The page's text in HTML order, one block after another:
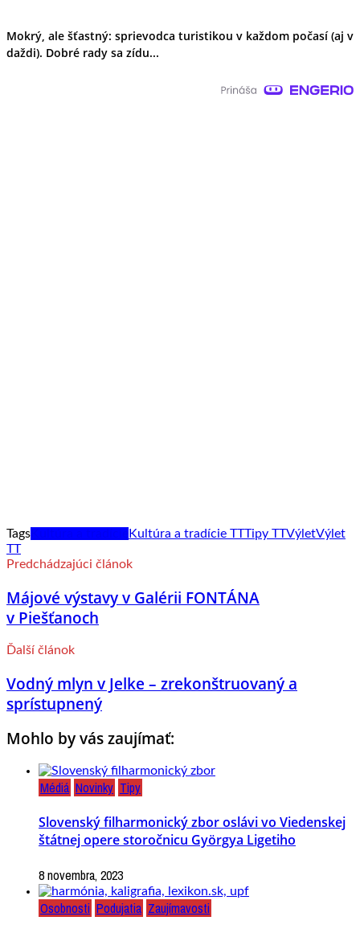
Mokrý, ale šťastný: sprievodca turistikou v každom počasí (aj v
daždi). Dobré rady sa zídu...
Tags Kultúra a tradície TTTipy TTVýletVýlet
TT
Predchádzajúci článok
Májové výstavy v Galérii FONTÁNA
v Piešťanoch
Ďalší článok
Vodný mlyn v Jelke – zrekonštruovaný a
sprístupnený
Mohlo by vás zaujímať:
Médiá Novinky Tipy
Slovenský filharmonický zbor oslávi vo Viedenskej
štátnej opere storočnicu Györgya Ligetiho
8 novembra, 2023
Osobnosti Podujatia Zaujímavosti